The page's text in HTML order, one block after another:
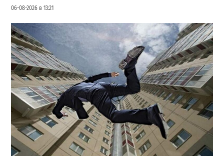
06-08-2026 в 13:21